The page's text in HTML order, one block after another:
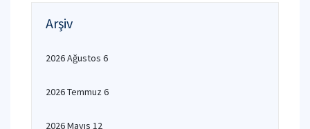
Arşiv
2026 Ağustos 6
2026 Temmuz 6
2026 Mayıs 12